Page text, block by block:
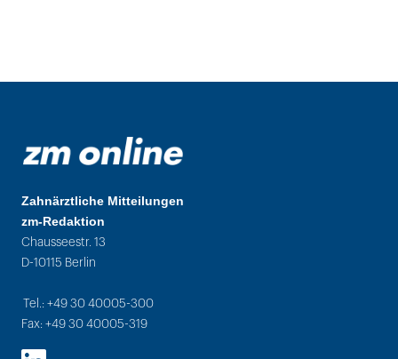
Zahnärztliche Mitteilungen
zm-Redaktion
Chausseestr. 13
D-10115 Berlin
Tel.: +49 30 40005-300
Fax: +49 30 40005-319